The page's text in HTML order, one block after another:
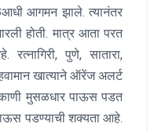
आगमन झाले. त्यानंतर
होती. मात्र आता परत
रत्नागिरी, पुणे, सातारा,
खात्याने ऑरेंज अलर्ट
मुसळधार पाऊस पडत
पडण्याची शक्यता आहे.